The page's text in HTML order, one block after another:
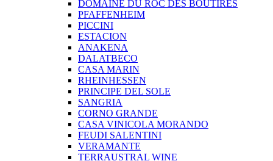
DOMAINE DU ROC DES BOUTIRES
PFAFFENHEIM
PICCINI
ESTACION
ANAKENA
DALATBECO
CASA MARIN
RHEINHESSEN
PRINCIPE DEL SOLE
SANGRIA
CORNO GRANDE
CASA VINICOLA MORANDO
FEUDI SALENTINI
VERAMANTE
TERRAUSTRAL WINE